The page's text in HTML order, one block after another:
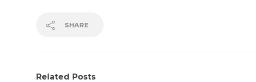
SHARE
Related Posts